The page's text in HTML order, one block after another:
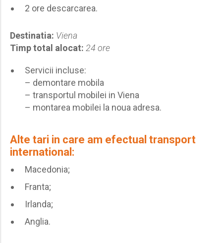
2 ore descarcarea.
Destinatia: Viena
Timp total alocat: 24 ore
Servicii incluse:
– demontare mobila
– transportul mobilei in Viena
– montarea mobilei la noua adresa.
Alte tari in care am efectual transport
international:
Macedonia;
Franta;
Irlanda;
Anglia.